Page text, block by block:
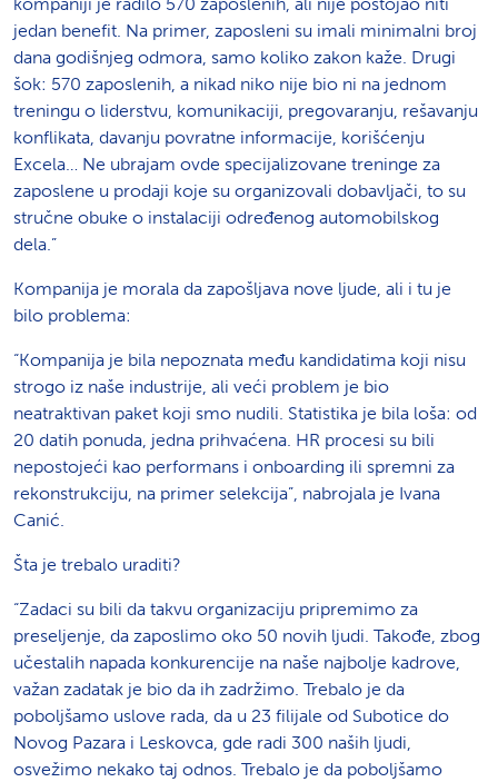
jedan benefit. Na primer, zaposleni su imali minimalni broj
dana godišnjeg odmora, samo koliko zakon kaže. Drugi
šok: 570 zaposlenih, a nikad niko nije bio ni na jednom
treningu o liderstvu, komunikaciji, pregovaranju, rešavanju
konflikata, davanju povratne informacije, korišćenju
Excela… Ne ubrajam ovde specijalizovane treninge za
zaposlene u prodaji koje su organizovali dobavljači, to su
stručne obuke o instalaciji određenog automobilskog
dela.”
Kompanija je morala da zapošljava nove ljude, ali i tu je
bilo problema:
“Kompanija je bila nepoznata među kandidatima koji nisu
strogo iz naše industrije, ali veći problem je bio
neatraktivan paket koji smo nudili. Statistika je bila loša: od
20 datih ponuda, jedna prihvaćena. HR procesi su bili
nepostojeći kao performans i onboarding ili spremni za
rekonstrukciju, na primer selekcija”, nabrojala je Ivana
Canić.
Šta je trebalo uraditi?
“Zadaci su bili da takvu organizaciju pripremimo za
preseljenje, da zaposlimo oko 50 novih ljudi. Takođe, zbog
učestalih napada konkurencije na naše najbolje kadrove,
važan zadatak je bio da ih zadržimo. Trebalo je da
poboljšamo uslove rada, da u 23 filijale od Subotice do
Novog Pazara i Leskovca, gde radi 300 naših ljudi,
osvežimo nekako taj odnos. Trebalo je da poboljšamo